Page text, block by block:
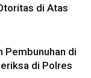
di Atas
Pembunuhan di
di Polres